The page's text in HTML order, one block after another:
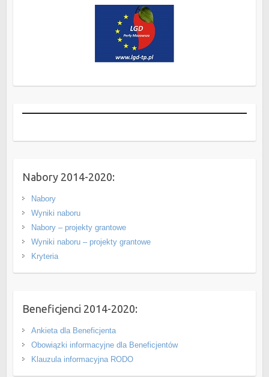
Nabory 2014-2020:
Nabory
Wyniki naboru
Nabory – projekty grantowe
Wyniki naboru – projekty grantowe
Kryteria
Beneficjenci 2014-2020:
Ankieta dla Beneficjenta
Obowiązki informacyjne dla Beneficjentów
Klauzula informacyjna RODO